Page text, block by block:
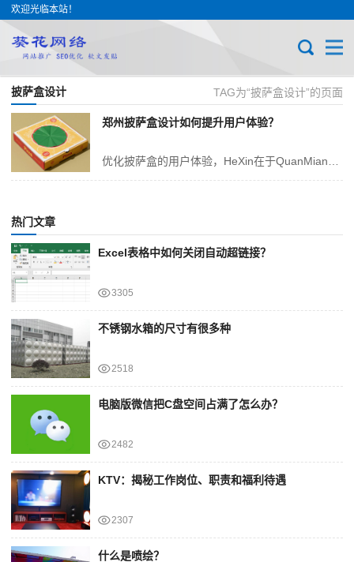
欢迎光临本站！
TAG为“披萨盒设计”的页面
披萨盒设计
郑州披萨盒设计如何提升用户体验？
热门文章
Excel表格中如何关闭自动超链接？
3305
不锈钢水箱的尺寸有很多种
2518
电脑版微信把C盘空间占满了怎么办？
2482
KTV：揭秘工作岗位、职责和福利待遇
2307
什么是喷绘？